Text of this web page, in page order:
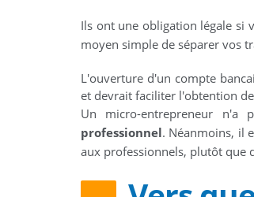
Ils ont une obligation légale si
moyen simple de séparer vos
L'ouverture d'un compte
et devrait faciliter l'obtention
Un micro-entrepreneur n'a
professionnel. Néanmoins, il
aux professionnels, plutôt que